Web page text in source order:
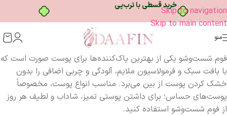
خرید قسطی با ترب‌پیSkip to navigation
Skip to main content
منو
فوم شست‌وشو یکی از بهترین پاک‌کننده‌ها برای پوست صورت است که
با بافت سبک و فرمولاسیون ملایم، آلودگی و چربی اضافی را بدون
خشک کردن پوست از بین می‌برد. مناسب انواع پوست، مخصوصاً
پوست‌های حساس؛ برای داشتن پوستی تمیز، شاداب و لطیف هر روز
از فوم شست‌وشو استفاده کنید.